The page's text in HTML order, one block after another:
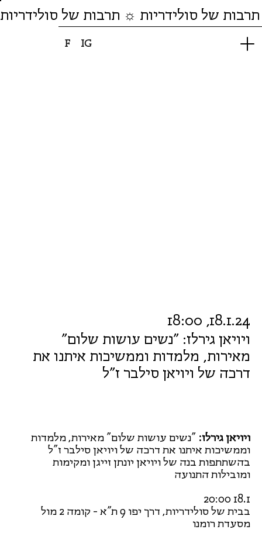
F IG
של סולידריות ☼ תרבות של סולידריות
ויויאן גירלז: "נשים עושות שלום"
מאירות, מלמדות וממשיכות איתנו את
דרכה של ויויאן סילבר ז"ל
18.1.24, 18:00
ויויאן גירלז: "נשים עושות שלום" מאירות, מלמדות
וממשיכות איתנו את דרכה של ויויאן סילבר ז"ל
בהשתתפות בנה של ויויאן יונתן זייגן ומקימות
ומובילות התנועה
18.1 20:00
בבית של סולידריות, דרך יפו 9 ת"א - קומה 2 מול
מסעדת רומנו